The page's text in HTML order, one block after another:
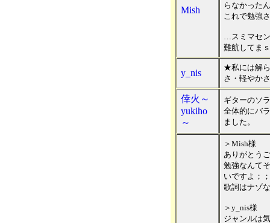
Mish
らなかった
これで勉強
…スミマセ
難航してま
y_nis
★私には解
さ・軽やか
倖火～
yukiho
～
ギターのソ
全体的にバ
ました。
＞Mish様
ありがとう
勉強なんて
いですよ；；
歌詞はナゾ
＞y_nis様
ジャンルは